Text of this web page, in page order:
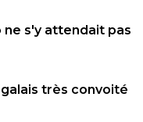
ne s'y attendait pas
très convoité